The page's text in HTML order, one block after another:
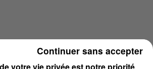
Continuer sans accepter